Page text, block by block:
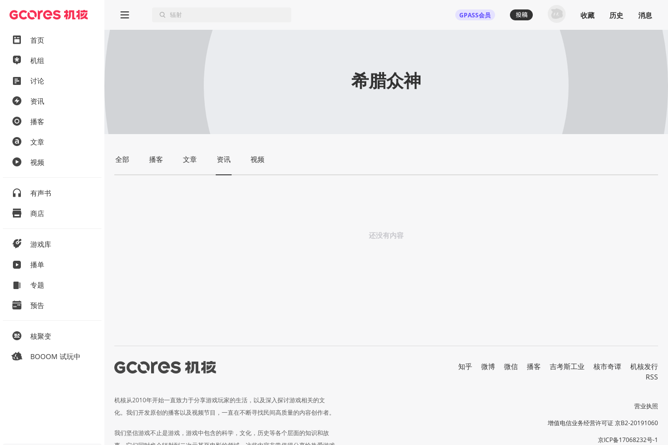
首页
机组
讨论
资讯
播客
文章
视频
有声书
商店
游戏库
播单
专题
预告
核聚变
BOOOM 试玩中
GPASS会员 收藏 历史 消息
希腊众神
全部 播客 文章 资讯 视频
还没有内容
机核从2010年开始一直致力于分享游戏玩家的生活，以及深入探讨游戏相关的文
化。我们开发原创的播客以及视频节目，一直在不断寻找民间高质量的内容创作者。
我们坚信游戏不止是游戏，游戏中包含的科学，文化，历史等各个层面的知识和故
知乎 微博 微信 播客 吉考斯工业 核市奇谭
机核发行
RSS
营业执照
增值电信业务经营许可证 京B2-20191060
京ICP备17068232号-1